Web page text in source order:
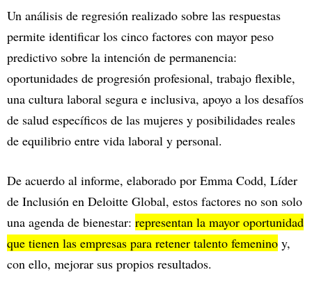
Un análisis de regresión realizado sobre las respuestas
permite identificar los cinco factores con mayor peso
predictivo sobre la intención de permanencia:
oportunidades de progresión profesional, trabajo flexible,
una cultura laboral segura e inclusiva, apoyo a los desafíos
de salud específicos de las mujeres y posibilidades reales
de equilibrio entre vida laboral y personal.
De acuerdo al informe, elaborado por Emma Codd, Líder
de Inclusión en Deloitte Global, estos factores no son solo
una agenda de bienestar: representan la mayor oportunidad
que tienen las empresas para retener talento femenino y,
con ello, mejorar sus propios resultados.